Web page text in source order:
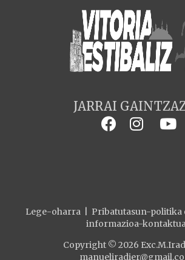
JARRAI
Lege-oharra Pribatutasun-politika
informazioa-
Copyright © 2026